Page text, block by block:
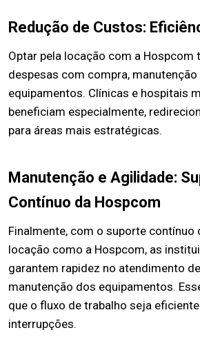
Redução de Custos:
Optar pela locação com a Hospcom
despesas com compra,
equipamentos. Clínicas e hospitais
beneficiam especialmente,
para áreas mais estratégicas.
Manutenção e Agilidade:
Contínuo da Hospcom
Finalmente, com o suporte contínuo
locação como a Hospcom, as
garantem rapidez no atendimento
manutenção dos equipamentos.
que o fluxo de trabalho seja
interrupções.